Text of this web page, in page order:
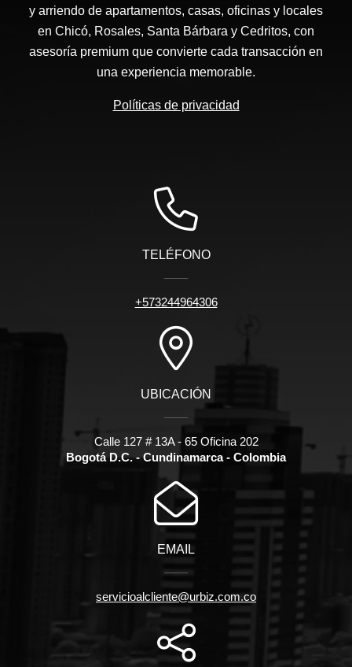
y arriendo de apartamentos, casas, oficinas y locales
en Chicó, Rosales, Santa Bárbara y Cedritos, con
asesoría premium que convierte cada transacción en
una experiencia memorable.
Políticas de privacidad
TELÉFONO
+573244964306
UBICACIÓN
Calle 127 # 13A - 65 Oficina 202
Bogotá D.C. - Cundinamarca - Colombia
EMAIL
servicioalcliente@urbiz.com.co